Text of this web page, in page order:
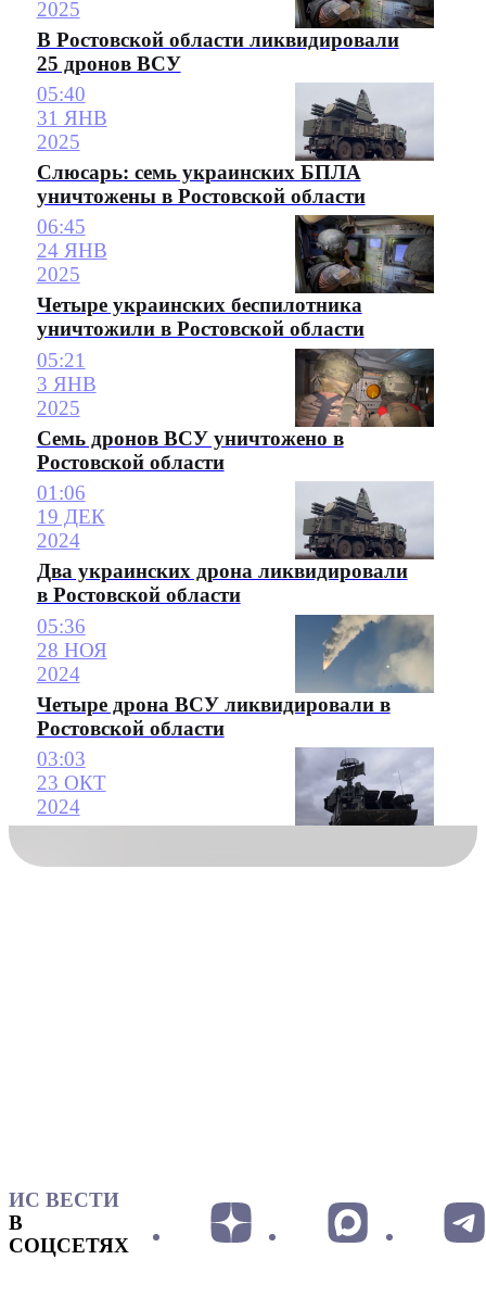
2025
В Ростовской области ликвидировали
25 дронов ВСУ
05:40
31 ЯНВ
2025
Слюсарь: семь украинских БПЛА
уничтожены в Ростовской области
06:45
24 ЯНВ
2025
Четыре украинских беспилотника
уничтожили в Ростовской области
05:21
3 ЯНВ
2025
Семь дронов ВСУ уничтожено в
Ростовской области
01:06
19 ДЕК
2024
Два украинских дрона ликвидировали
в Ростовской области
05:36
28 НОЯ
2024
Четыре дрона ВСУ ликвидировали в
Ростовской области
03:03
23 ОКТ
2024
ИС ВЕСТИ
В
СОЦСЕТЯХ